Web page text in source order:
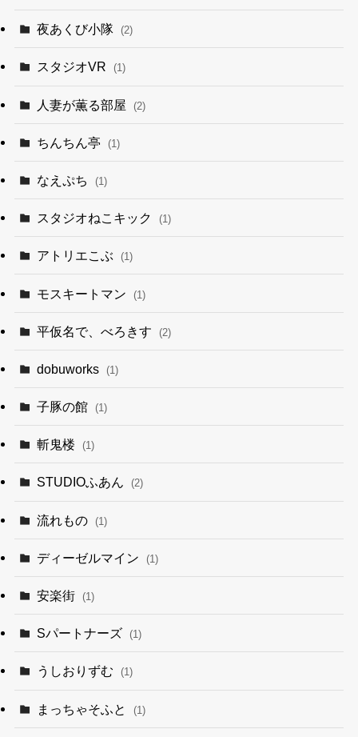
夜あくび小隊 (2)
スタジオVR (1)
人妻が薫る部屋 (2)
ちんちん亭 (1)
なえぷち (1)
スタジオねこキック (1)
アトリエこぶ (1)
モスキートマン (1)
平仮名で、べろきす (2)
dobuworks (1)
子豚の館 (1)
斬鬼楼 (1)
STUDIOふあん (2)
流れもの (1)
ディーゼルマイン (1)
安楽街 (1)
Sパートナーズ (1)
うしおりずむ (1)
まっちゃそふと (1)